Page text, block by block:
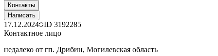
Контакты
Написать
17.12.2024 ID 3192285
Контактное лицо
недалеко от гп. Дрибин, Могилевская область